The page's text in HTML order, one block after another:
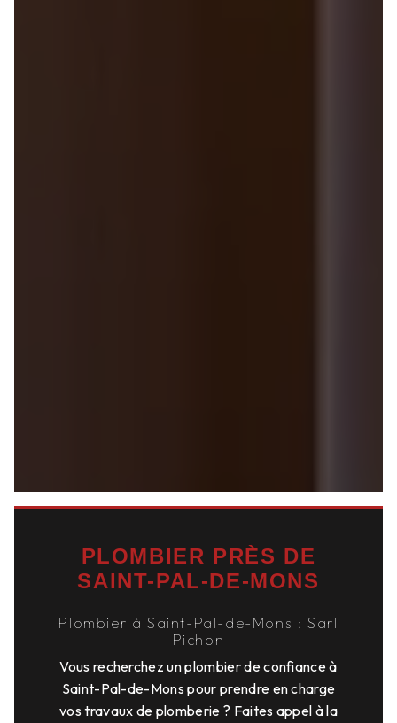
PLOMBIER PRÈS DE
SAINT-PAL-DE-MONS
Plombier à Saint-Pal-de-Mons : Sarl
Pichon
Vous recherchez un plombier de confiance à
Saint-Pal-de-Mons pour prendre en charge
vos travaux de plomberie ? Faites appel à la